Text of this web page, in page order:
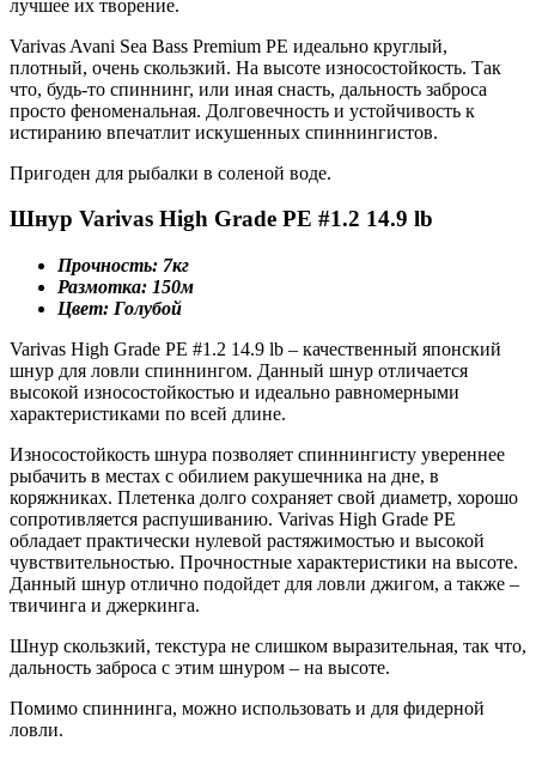
лучшее их творение.
Varivas Avani Sea Bass Premium PE идеально круглый,
плотный, очень скользкий. На высоте износостойкость. Так
что, будь-то спиннинг, или иная снасть, дальность заброса
просто феноменальная. Долговечность и устойчивость к
истиранию впечатлит искушенных спиннингистов.
Пригоден для рыбалки в соленой воде.
Шнур Varivas High Grade PE #1.2 14.9 lb
Прочность: 7кг
Размотка: 150м
Цвет: Голубой
Varivas High Grade PE #1.2 14.9 lb – качественный японский
шнур для ловли спиннингом. Данный шнур отличается
высокой износостойкостью и идеально равномерными
характеристиками по всей длине.
Износостойкость шнура позволяет спиннингисту увереннее
рыбачить в местах с обилием ракушечника на дне, в
коряжниках. Плетенка долго сохраняет свой диаметр, хорошо
сопротивляется распушиванию. Varivas High Grade PE
обладает практически нулевой растяжимостью и высокой
чувствительностью. Прочностные характеристики на высоте.
Данный шнур отлично подойдет для ловли джигом, а также –
твичинга и джеркинга.
Шнур скользкий, текстура не слишком выразительная, так что,
дальность заброса с этим шнуром – на высоте.
Помимо спиннинга, можно использовать и для фидерной
ловли.